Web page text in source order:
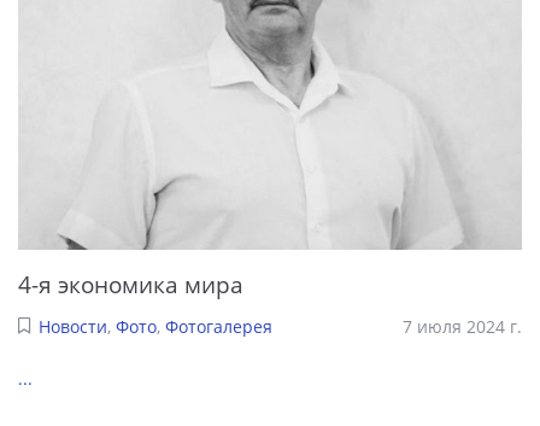
4-я экономика мира
Новости, Фото, Фотогалерея 7 июля 2024 г.
...